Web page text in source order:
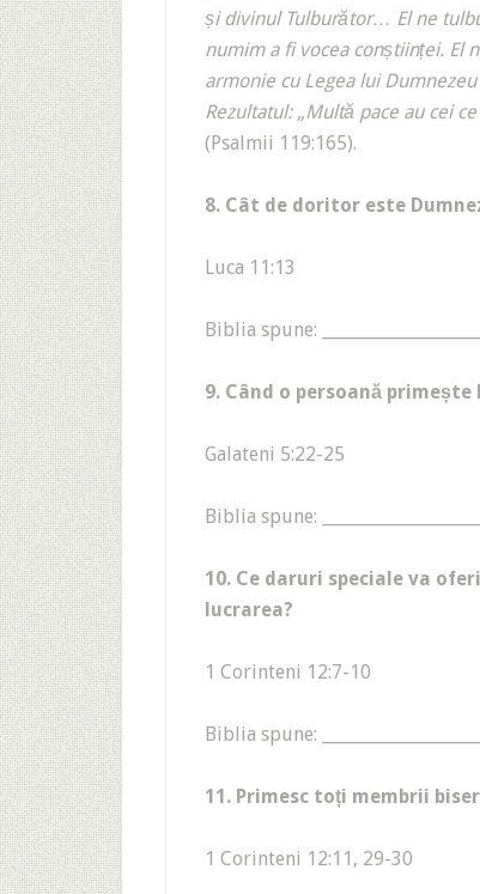
și divinul Tulburător… El ne
numim a fi vocea conștiinței. El
armonie cu Legea lui
Rezultatul: „Multă pace au cei
(Psalmii 119:165).
8. Cât de doritor este
Luca 11:13
Biblia spune:
9. Când o persoană
Galateni 5:22-25
Biblia spune:
10. Ce daruri speciale va
lucrarea?
1 Corinteni 12:7-10
Biblia spune:
11. Primesc toți membrii
1 Corinteni 12:11, 29-30